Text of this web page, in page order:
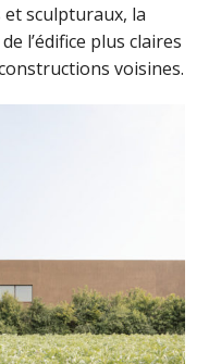
sculpturaux, la
l’édifice plus claires
voisines.